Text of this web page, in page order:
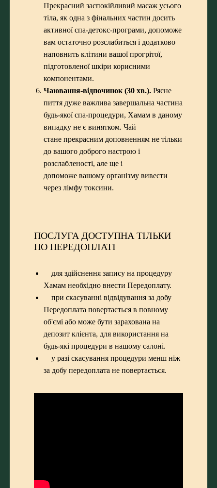
Прекрасний заспокійливий масаж усього
тіла, як одна з фінальних частин досить
активної спа-детокс-програми, допоможе
вам остаточно розслабиться і додатково
наповнить клітини вашої прогрітої,
підготовленої шкіри корисними
компонентами.
Чаювання-відпочинок (30 хв.). Рясне
пиття дуже важлива завершальна частина
будь-якої спа-процедури, Хамам в даному
випадку не є винятком. Чай
стане прекрасним доповненням не тільки
до вашого доброго настрою і
розслабленості, але ще і
допоможе вашому організму вивести
через лімфу токсини.
ПОСЛУГА ДОСТУПНА ТІЛЬКИ
ПО ПЕРЕДОПЛАТІ
для здійснення запису на процедуру
Хамам необхідно внести Передоплату.
при скасуванні відвідування за добу
Передоплата повертається в повному
об'ємі або може бути зарахована на
депозит клієнта, для використання на
будь-які процедури в нашому салоні.
у разі скасування процедури менш ніж
за добу передоплата не повертається.